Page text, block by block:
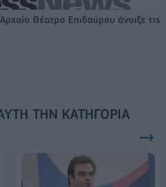
Θέατρο Επιδαύρου άνοιξε τις
ΤΗΝ ΚΑΤΗΓΟΡΊΑ